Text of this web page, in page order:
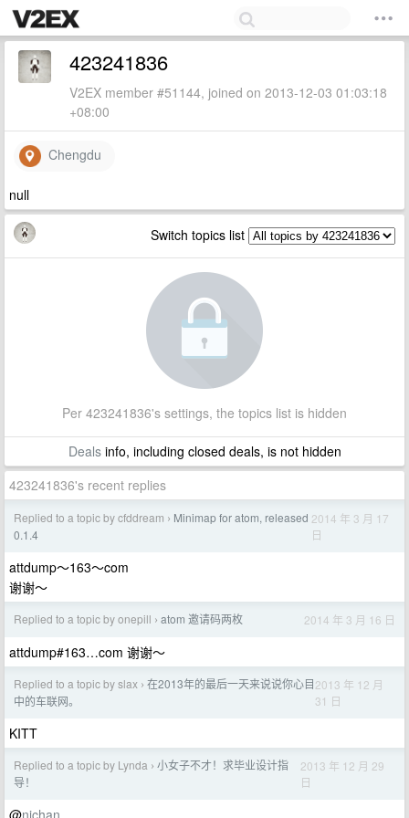
423241836
V2EX member #51144, joined on 2013-12-03 01:03:18
+08:00
Chengdu
null
Switch topics list
Per 423241836's settings, the topics list is hidden
Dealsinfo, including closed deals, is not hidden
423241836's recent replies
Replied to a topic by cfddream › Minimap for atom, released
0.1.4
2014 年 3 月 17
日
attdump～163～com
谢谢～
Replied to a topic by onepill › atom 邀请码两枚 2014 年 3 月 16 日
attdump#163…com 谢谢～
Replied to a topic by slax › 在2013年的最后一天来说说你心目
中的车联网。
2013 年 12 月
31 日
KITT
Replied to a topic by Lynda › 小女子不才！求毕业设计指
导！
2013 年 12 月 29
日
@nichan